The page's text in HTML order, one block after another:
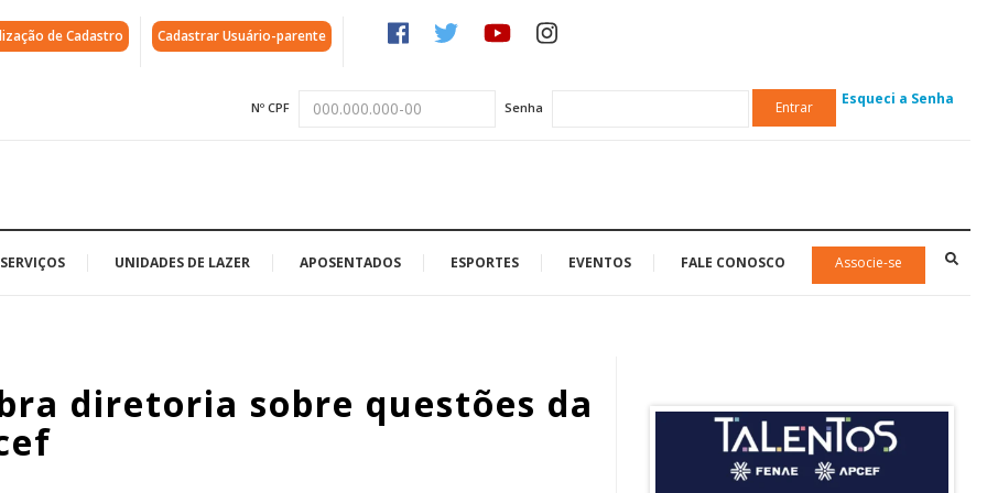
de Cadastro Cadastrar Usuário-parente
Nº CPF Senha Entrar Esqueci a Senha
SERVIÇOS UNIDADES DE LAZER APOSENTADOS ESPORTES EVENTOS FALE CONOSCO Associe-se
diretoria sobre questões da